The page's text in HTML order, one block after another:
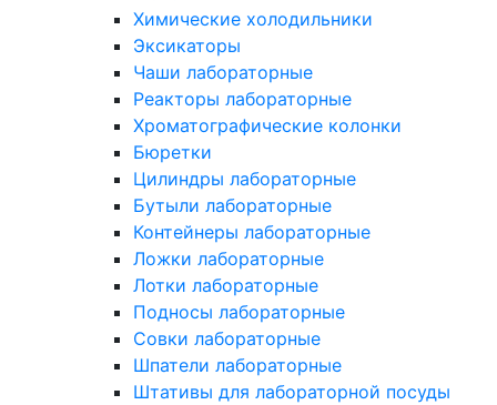
Химические холодильники
Эксикаторы
Чаши лабораторные
Реакторы лабораторные
Хроматографические колонки
Бюретки
Цилиндры лабораторные
Бутыли лабораторные
Контейнеры лабораторные
Ложки лабораторные
Лотки лабораторные
Подносы лабораторные
Совки лабораторные
Шпатели лабораторные
Штативы для лабораторной посуды